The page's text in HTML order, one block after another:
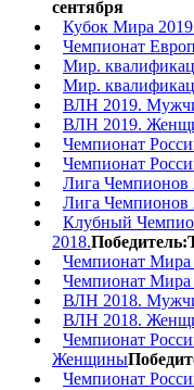
сентября
Кубок Мира
Чемпионат
Мир.
Мир.
ВЛН 2019.
ВЛН 2019.
Чемпионат
Чемпионат
Лига
Лига
Клубный
2018.
Чемпионат
Чемпионат
ВЛН 2018.
ВЛН 2018.
Чемпионат
Женщины
Чемпионат